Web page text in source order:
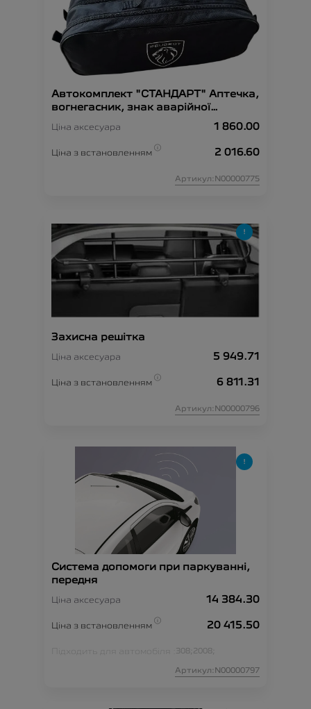
Автокомплект "СТАНДАРТ" Аптечка,
вогнегасник, знак аварійної
органайзер, трос-буксир, жилет
безпеки.
Ціна аксесуара 1 860.00
Ціна з встановленням 2 016.60
Артикул:N00000775
Захисна решітка
Ціна аксесуара 5 949.71
Ціна з встановленням 6 811.31
Артикул:N00000796
Система допомоги при паркуванні,
передня
Ціна аксесуара 14 384.30
Ціна з встановленням 20 415.50
Підходить для автомобіля : 308; 2008;
Артикул:N00000797